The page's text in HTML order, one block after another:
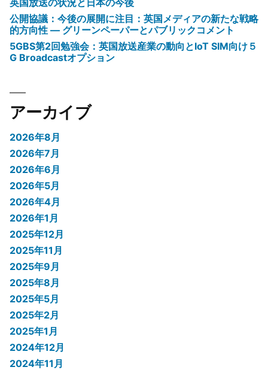
公開協議：今後の展開に注目：英国メディアの新たな戦略
的方向性 ― グリーンペーパーとパブリックコメント
5GBS第2回勉強会：英国放送産業の動向とIoT SIM向け５
G Broadcastオプション
アーカイブ
2026年8月
2026年7月
2026年6月
2026年5月
2026年4月
2026年1月
2025年12月
2025年11月
2025年9月
2025年8月
2025年5月
2025年2月
2025年1月
2024年12月
2024年11月